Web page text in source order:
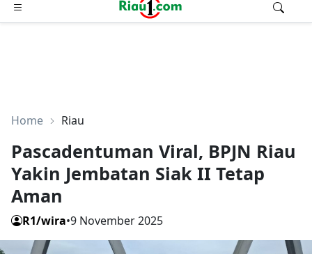
Home Riau
Pascadentuman Viral, BPJN Riau
Yakin Jembatan Siak II Tetap
Aman
R1/wira•9 November 2025